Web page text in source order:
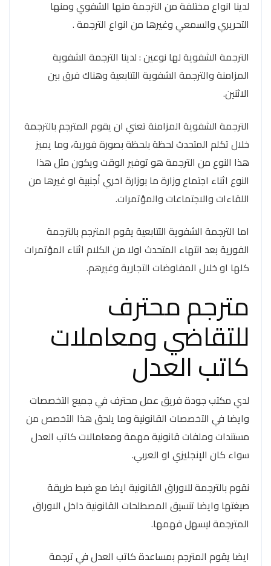
لدينا انواع مختلفة من الترجمة منها الشفوي ومنها
التحريري والسمعي وغيرها من انواع الترجمة .
الترجمة الشفوية لها نوعين : لدينا الترجمة الشفوية
المزامنة والترجمة الشفوية التتابعية وهناك فرق بين
الاثنين.
الترجمة الشفوية المزامنة تعني ان يقوم المترجم بالترجمة
خلال تكلم المتحدث لحظة بلحظة بصورة فورية، وما يميز
هذا النوع من الترجمة هو توفير الوقت ويكون مثل هذا
النوع اثناء اجتماع وزارة ما بوزارة اخري أجنبية او غيرها من
اللقاءات والاجتماعات والمؤتمرات.
اما الترجمة الشفوية التتابعية يقوم المترجم بالترجمة
الفورية بعد انتهاء المتحدث اولا من الكلام اثناء المؤتمرات
كلها او خلال المفاوضات التجارية وغيرهم.
مترجم محترف
للتقاضي ومعاملات
كاتب العدل
لدي مكتب جودة فريق عمل محترف في جميع التخصصات
وايضا في التخصصات القانونية وما يلحق هذا التخصص من
مستندات وملفات قانونية مهمة ومعامالات كاتب العدل
سواء كان الإنجليزي او العربي.
نقوم بالترجمة للاوراق القانونية ايضا مع ضبط طريقة
صيغتها وايضا تنسيق المصطلحات القانونية داخل الاوراق
المترجمة ليسهل فهمها.
ايضا يقوم المترجم بمساعدة كاتب العدل في ترجمة